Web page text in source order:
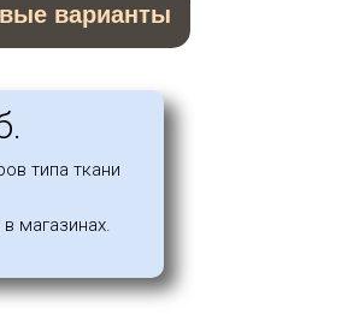
варианты
типа ткани
магазинах.